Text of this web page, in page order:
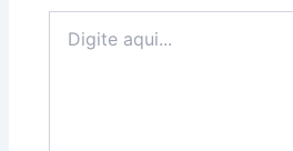
aqui...